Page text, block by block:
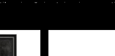
carismă și autoironie — o